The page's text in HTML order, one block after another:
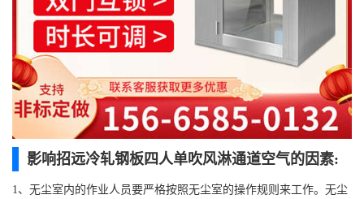
影响招远冷轧钢板四人单吹风淋通道空气的因素:
1、无尘室内的作业人员要严格按照无尘室的操作规则来工作。无尘